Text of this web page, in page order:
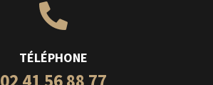

TÉLÉPHONE